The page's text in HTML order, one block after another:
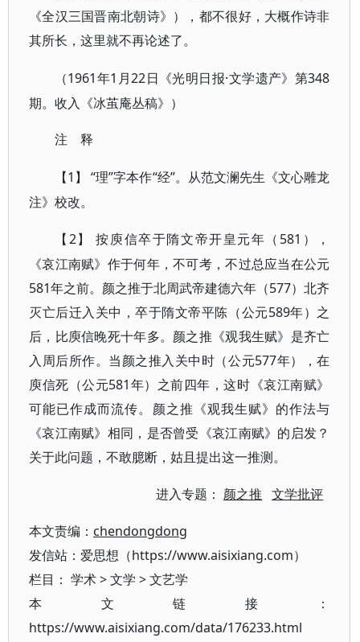
《全汉三国晋南北朝诗》），都不很好，大概作诗非
其所长，这里就不再论述了。
（1961年1月22日《光明日报·文学遗产》第348
期。收入《冰茧庵丛稿》）
注 释
【 1】 “理”字本作“经”。从范文澜先生《文心雕龙
注》校改。
【 2】 按庾信卒于隋文帝开皇元年（581），
《哀江南赋》作于何年，不可考，不过总应当在公元
581年之前。颜之推于北周武帝建德六年（577）北齐
灭亡后迁入关中，卒于隋文帝平陈（公元589年）之
后，比庾信晚死十年多。颜之推《观我生赋》是齐亡
入周后所作。当颜之推入关中时（公元577年），在
庾信死（公元581年）之前四年，这时《哀江南赋》
可能已作成而流传。颜之推《观我生赋》的作法与
《哀江南赋》相同，是否曾受《哀江南赋》的启发？
关于此问题，不敢臆断，姑且提出这一推测。
进入专题： 颜之推 文学批评
本文责编： chendongdong
发信站：爱思想（https://www.aisixiang.com）
栏目： 学术>文学 >文艺学
本文链接：
https://www.aisixiang.com/data/176233.html